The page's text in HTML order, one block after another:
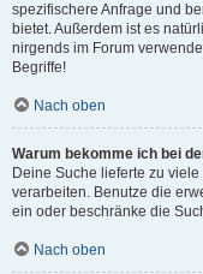
spezifischere Anfrage und
bietet. Außerdem ist es
nirgends im Forum
Begriffe!
Nach oben
Warum bekomme ich bei
Deine Suche lieferte zu
verarbeiten. Benutze die
ein oder beschränke die
Nach oben